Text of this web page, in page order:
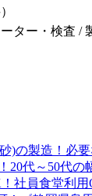
ター・検査 /